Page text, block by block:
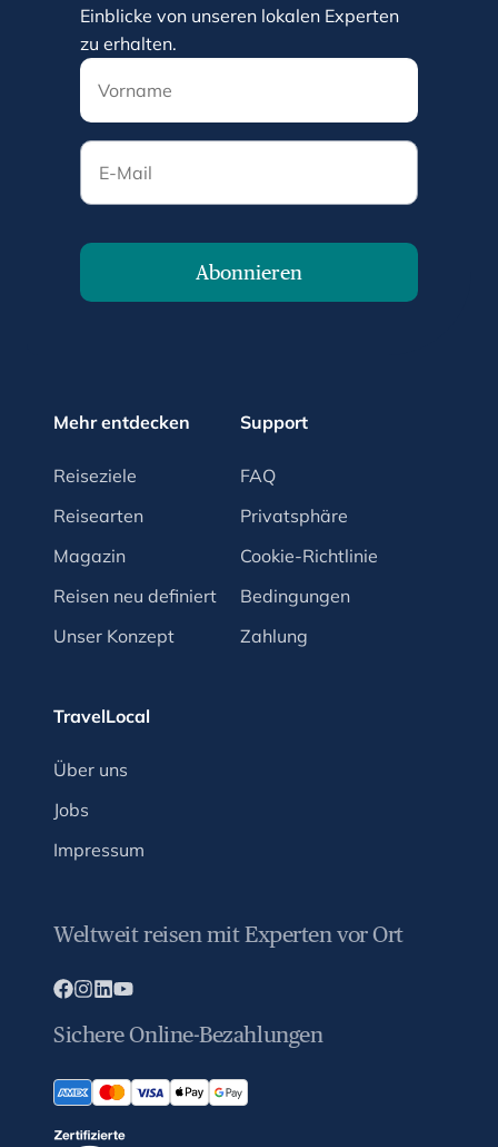
Einblicke von unseren lokalen Experten
zu erhalten.
E-Mail
Abonnieren
Mehr entdecken
Reiseziele
Reisearten
Magazin
Reisen neu definiert
Unser Konzept
Support
FAQ
Privatsphäre
Cookie-Richtlinie
Bedingungen
Zahlung
TravelLocal
Über uns
Jobs
Impressum
Weltweit reisen mit Experten vor Ort
Sichere Online-Bezahlungen